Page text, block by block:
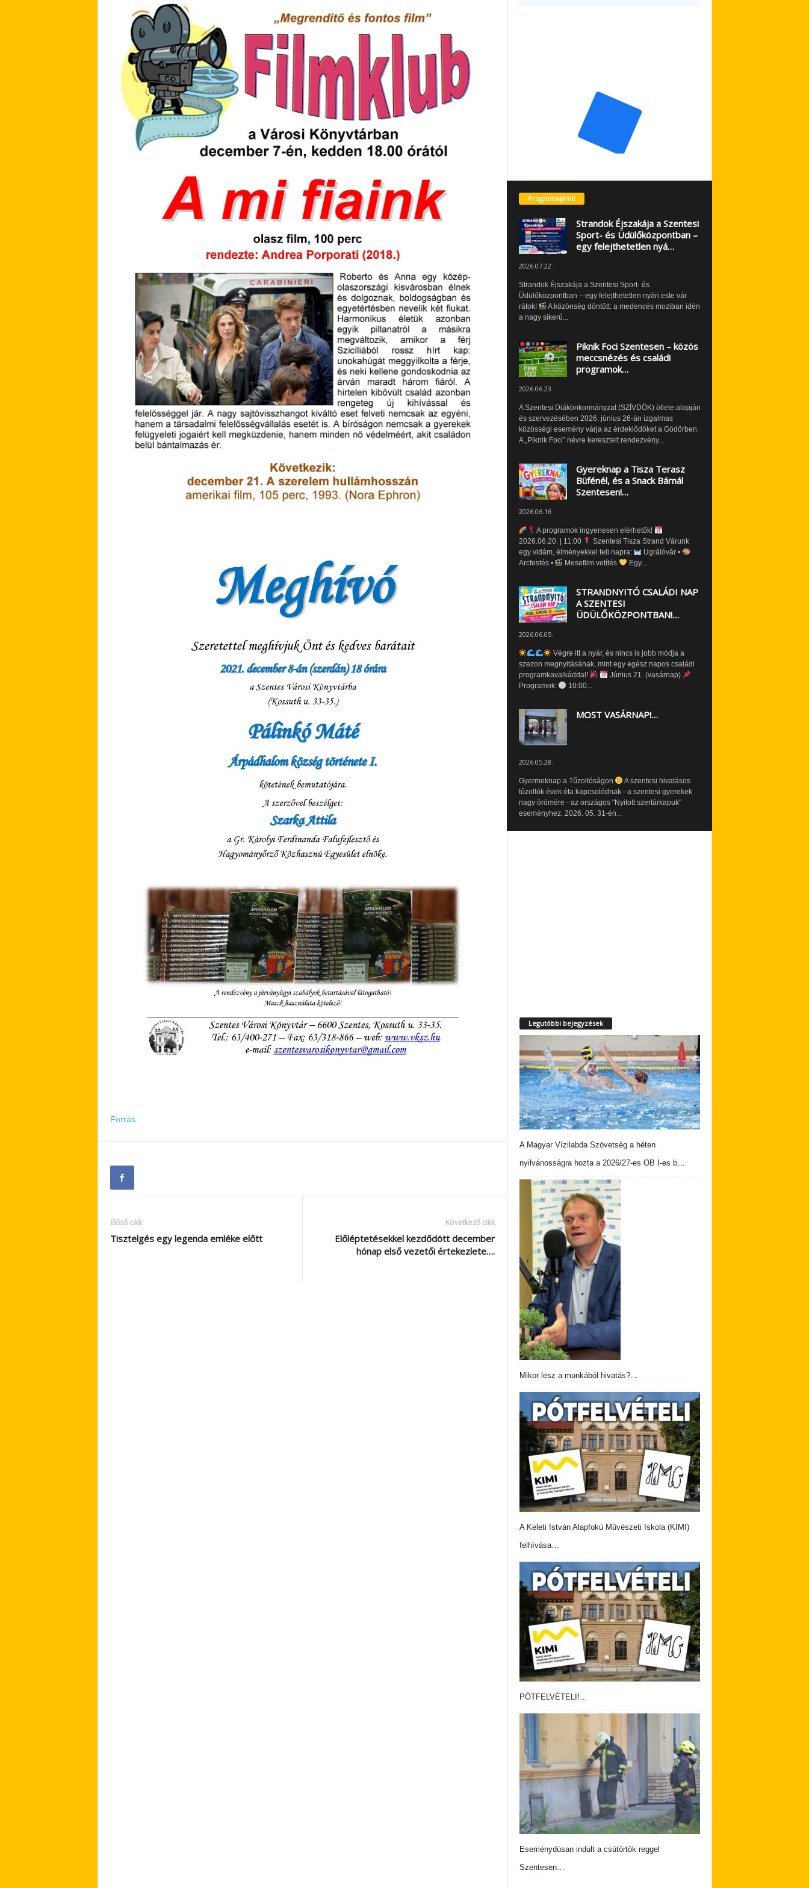
Forrás
Előző cikk
Tisztelgés egy legenda emléke előtt
Következő cikk
Előléptetésekkel kezdődött december
hónap első vezetői értekezlete….
Programajánló
Strandok Éjszakája a Szentesi
Sport- és Üdülőközpontban –
egy felejthetetlen nyá…
2026.07.22.
Strandok Éjszakája a Szentesi Sport- és
Üdülőközpontban – egy felejthetetlen nyári este vár
rátok!
A közönség döntött: a medencés moziban idén
a nagy sikerű...
Piknik Foci Szentesen – közös
meccsnézés és családi
programok…
2026.06.23.
A Szentesi Diákönkormányzat (SZÍVDÖK) ötlete alapján
és szervezésében 2026. június 26-án izgalmas
közösségi esemény várja az érdeklődőket a Gödörben.
A „Piknik Foci” névre keresztelt rendezvény...
Gyereknap a Tisza Terasz
Büfénél, és a Snack Bárnál
Szentesen!…
2026.06.16.
A programok ingyenesen elérhetők!
2026.06.20. | 11:00
Szentesi Tisza Strand Várunk
egy vidám, élményekkel teli napra:
Ugrálóvár •
Arcfestés •
Mesefilm vetítés Egy...
STRANDNYITÓ CSALÁDI NAP
A SZENTESI
ÜDÜLŐKÖZPONTBAN!…
2026.06.05.
Végre itt a nyár, és nincs is jobb módja a
szezon megnyitásának, mint egy egész napos családi
programkavalkáddal!
Június 21. (vasárnap)
Programok:
10:00...
MOST VASÁRNAP!…
2026.05.28.
Gyermeknap a Tűzoltóságon
A szentesi hivatásos
tűzoltók évek óta kapcsolódnak - a szentesi gyerekek
nagy örömére - az országos "Nyitott szertárkapuk"
eseményhez. 2026. 05. 31-én...
Legutóbbi bejegyzések
A Magyar Vízilabda Szövetség a héten
nyilvánosságra hozta a 2026/27-es OB I-es b…
Mikor lesz a munkából hivatás?…
A Keleti István Alapfokú Művészeti Iskola (KIMI)
felhívása…
PÓTFELVÉTELI!…
Eseménydúsan indult a csütörtök reggel
Szentesen…